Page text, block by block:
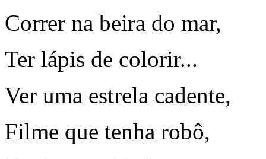
Correr na beira do mar,
Ter lápis de colorir...
Ver uma estrela cadente,
Filme que tenha robô,